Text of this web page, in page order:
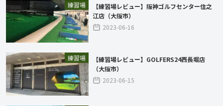
練習場
【練習場レビュー】阪神ゴルフセンター住之
江店（大阪市）
2023-06-16
練習場
【練習場レビュー】GOLFERS24西長堀店
（大阪市）
2023-06-15